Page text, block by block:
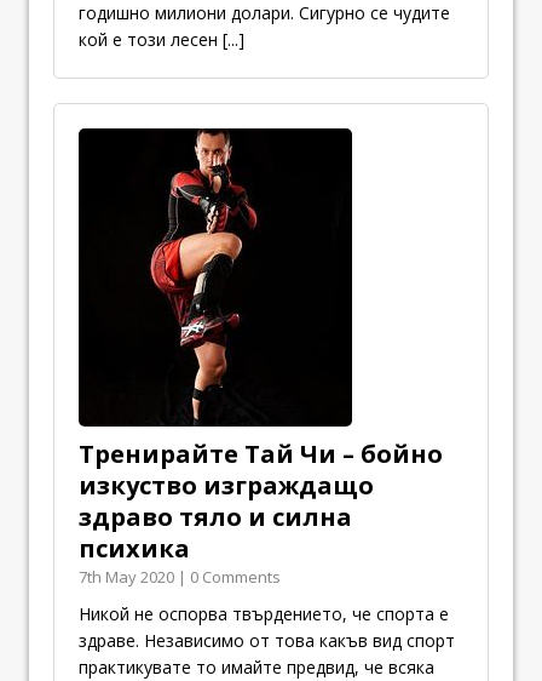
годишно милиони долари. Сигурно се чудите
кой е този лесен [...]
Тренирайте Тай Чи – бойно
изкуство изграждащо
здраво тяло и силна
психика
7th May 2020 | 0 Comments
Никой не оспорва твърдението, че спорта е
здраве. Независимо от това какъв вид спорт
практикувате то имайте предвид, че всяка